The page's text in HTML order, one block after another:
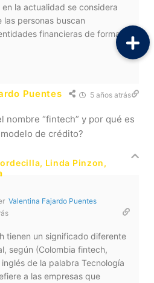
la actualidad se considera
las personas buscan
financieras de forma
Puentes 5 años atrás
nombre “fintech” y por qué es
de crédito?
Linda Pinzon,
Valentina Fajardo Puentes
tienen un significado diferente
según (Colombia fintech,
de la palabra Tecnología
a las empresas que